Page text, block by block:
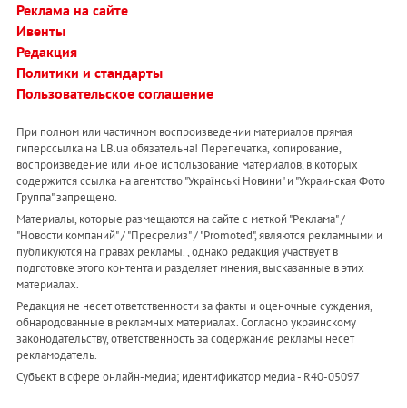
Реклама на сайте
Ивенты
Редакция
Политики и стандарты
Пользовательское соглашение
При полном или частичном воспроизведении материалов прямая
гиперссылка на LB.ua обязательна! Перепечатка, копирование,
воспроизведение или иное использование материалов, в которых
содержится ссылка на агентство "Українськi Новини" и "Украинская Фото
Группа" запрещено.
Материалы, которые размещаются на сайте с меткой "Реклама" /
"Новости компаний" / "Пресрелиз" / "Promoted", являются рекламными и
публикуются на правах рекламы. , однако редакция участвует в
подготовке этого контента и разделяет мнения, высказанные в этих
материалах.
Редакция не несет ответственности за факты и оценочные суждения,
обнародованные в рекламных материалах. Согласно украинскому
законодательству, ответственность за содержание рекламы несет
рекламодатель.
Субъект в сфере онлайн-медиа; идентификатор медиа - R40-05097